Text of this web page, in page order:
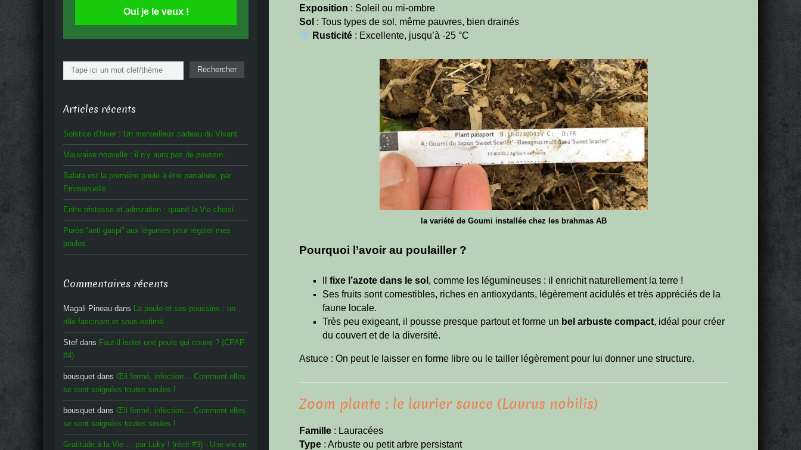
Exposition : Soleil ou mi-ombre
Sol : Tous types de sol, même pauvres, bien drainés
Rusticité : Excellente, jusqu’à -25 °C
la variété de Goumi installée chez les brahmas AB
Pourquoi l’avoir au poulailler ?
Ilfixe l’azote dans le sol , comme les légumineuses : il enrichit naturellement la terre !
Ses fruits sont comestibles, riches en antioxydants, légèrement acidulés et très appréciés de la
faune locale.
Très peu exigeant, il pousse presque partout et forme un bel arbuste compact, idéal pour créer
du couvert et de la diversité.
Astuce : On peut le laisser en forme libre ou le tailler légèrement pour lui donner une structure.
Zoom plante : le laurier sauce (Laurus nobilis)
Famille : Lauracées
Type : Arbuste ou petit arbre persistant
Oui je le veux !
Rechercher Rechercher
Articles récents
Solstice d’hiver : Un merveilleux cadeau du Vivant
Mauvaise nouvelle : il n’y aura pas de poussin…
Balata est la première poule à être parrainée, par
Emmanuelle.
Entre tristesse et admiration : quand la Vie choisi.
Purée “anti-gaspi” aux légumes pour régaler mes
poules
Commentaires récents
Magali Pineau dans La poule et ses poussins : un
rôle fascinant et sous-estimé
Stef dans Faut-il isoler une poule qui couve ? (CPAP
#4)
bousquet dans Œil fermé, infection… Comment elles
se sont soignées toutes seules !
bousquet dans Œil fermé, infection… Comment elles
se sont soignées toutes seules !
Gratitude à la Vie ... par Luky ! (récit #9) - Une vie en